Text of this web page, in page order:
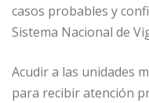
casos probables y
Sistema Nacional de
Acudir a las unidades
para recibir atención